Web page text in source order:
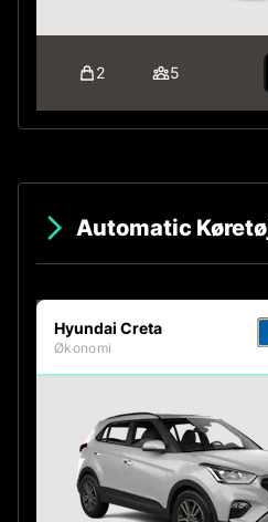
2 5
Automatic
Hyundai Creta
Økonomi